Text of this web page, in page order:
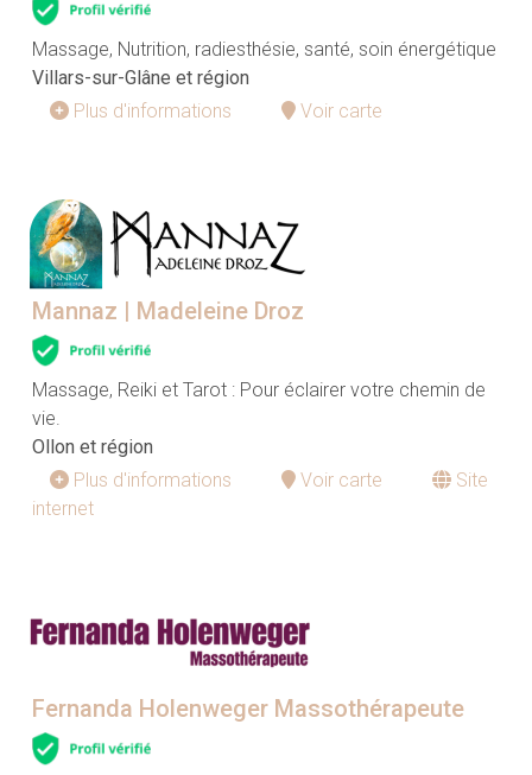
Massage, Nutrition, radiesthésie, santé, soin énergétique
Villars-sur-Glâne et région
Plus d'informations
Voir carte
Mannaz | Madeleine Droz
Massage, Reiki et Tarot : Pour éclairer votre chemin de
vie.
Ollon et région
Plus d'informations
Voir carte
Site
internet
Fernanda Holenweger Massothérapeute